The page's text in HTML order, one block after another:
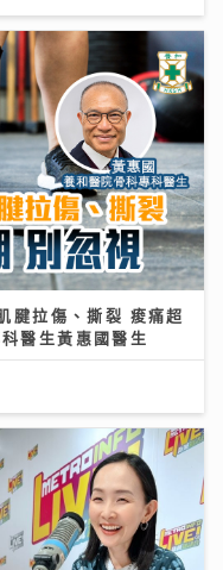
腱拉傷、撕裂 痠痛超
醫生黃惠國醫生